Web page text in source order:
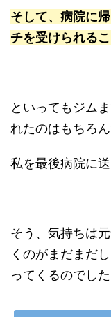
そして、病院に
チを受けられる
といってもジム
れたのはもちろん
私を最後病院に
そう、気持ちは
くのがまだまだ
ってくるのでした